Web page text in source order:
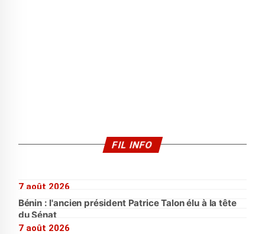
FIL INFO
7 août 2026
Bénin : l'ancien président Patrice Talon élu à la tête
du Sénat
7 août 2026